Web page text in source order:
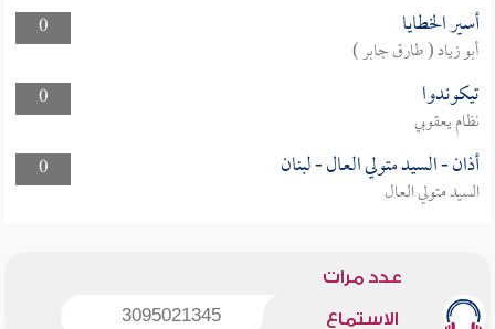
0
أسير الخطايا
أبو زياد ( طارق جابر )
0
تيكوندوا
نظام يعقوبي
0
أذان - السيد متولي العال - لبنان
السيد متولي العال
عدد مرات
الاستماع 3095021345